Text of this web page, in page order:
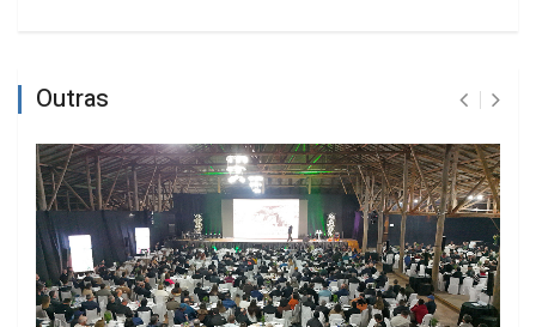
Outras